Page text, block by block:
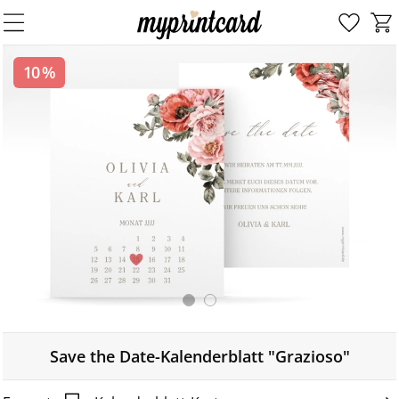
10 %
Save the Date-Kalenderblatt "Grazioso"